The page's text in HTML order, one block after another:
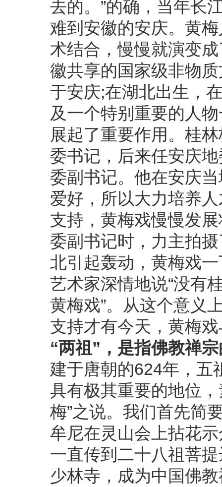
去的。”的确，当年长
难到安徽的安庆。黄
术结合，慢慢就演变
徽共享的国家级非物
于安庆;在湖北出生，
及一个特别重要的人
展起了重要作用。桂
委书记，后来任安庆
委副书记。他在安庆
爱好，所以大力培养
支持，黄梅戏慢慢发
委副书记时，力主拍
北引起轰动，黄梅戏
艺术家深情地说“没有
黄梅戏”。从这个意义
支持才有今天，黄梅
“两祖”，是指佛教禅
建于唐朝的624年，五
具有极其重要的地位
梅”之说。我们首先简
牟尼在灵山会上拈花
一直传到二十八祖菩
少林寺，成为中国佛